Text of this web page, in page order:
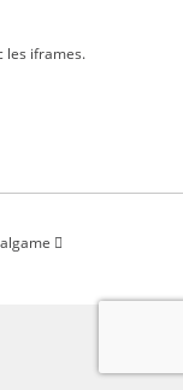
les iframes.